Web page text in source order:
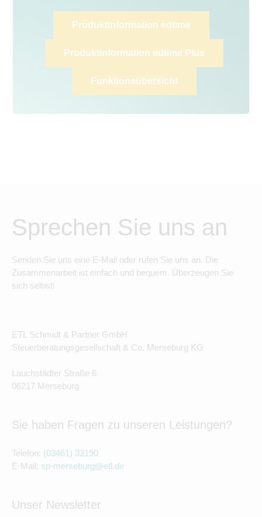
Produktinformation edtime
Produktinformation edtime Plus
Funktionsübersicht
Sprechen Sie uns an
Senden Sie uns eine E-Mail oder rufen Sie uns an. Die
Zusammenarbeit ist einfach und bequem. Überzeugen Sie
sich selbst!
ETL Schmidt & Partner GmbH
Steuerberatungsgesellschaft & Co. Merseburg KG
Lauchstädter Straße 6
06217 Merseburg
Sie haben Fragen zu unseren Leistungen?
Telefon: (03461) 33190
E-Mail: sp-merseburg@etl.de
Unser Newsletter